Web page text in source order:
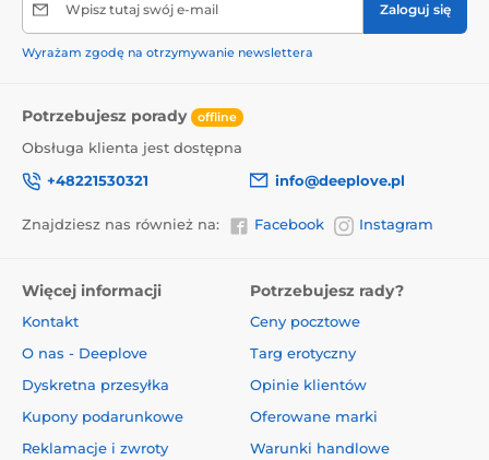
Wpisz tutaj swój e-mail Zaloguj się
Wyrażam zgodę na otrzymywanie newslettera
Potrzebujesz porady offline
Obsługa klienta jest dostępna
+48221530321
info@deeplove.pl
Znajdziesz nas również na: Facebook Instagram
Więcej informacji
Kontakt
O nas - Deeplove
Dyskretna przesyłka
Kupony podarunkowe
Reklamacje i zwroty
Potrzebujesz rady?
Ceny pocztowe
Targ erotyczny
Opinie klientów
Oferowane marki
Warunki handlowe